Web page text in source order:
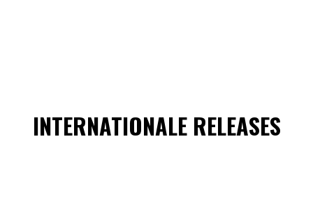
INTERNATIONALE RELEASES